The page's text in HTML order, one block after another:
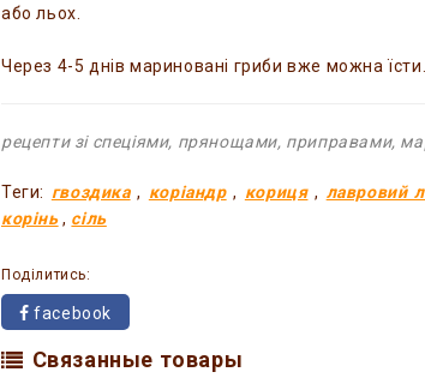
або льох.
Через 4-5 днів мариновані гриби вже можна їсти.
рецепти зі спеціями, прянощами, приправами,
Теги: гвоздика, коріандр, кориця, лавровий
корінь, сіль
Поділитись:
facebook
Связанные товары